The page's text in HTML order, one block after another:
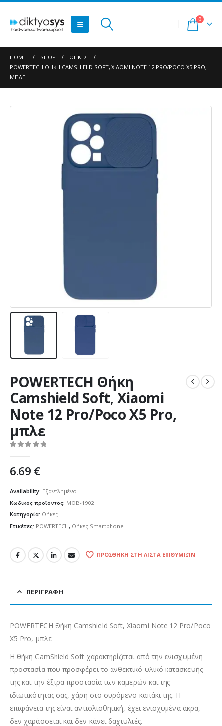
0
HOME SHOP
ΘΉΚΕΣ
POWERTECH ΘΉΚΗ CAMSHIELD SOFT, XIAOMI NOTE 12 PRO/POCO X5 PRO,
ΜΠΛΕ
POWERTECH Θήκη
Camshield Soft, Xiaomi
Note 12 Pro/Poco X5 Pro,
μπλε
6.69 €
Availability: Εξαντλημένο
Κωδικός προϊόντος: MOB-1902
Κατηγορία: Θήκες
Ετικέτες: POWERTECH, Θήκες Smartphone
ΠΡΟΣΘΉΚΗ ΣΤΗ ΛΊΣΤΑ ΕΠΙΘΥΜΙΏΝ
ΠΕΡΙΓΡΑΦΉ
POWERTECH Θήκη Camshield Soft, Xiaomi Note 12 Pro/Poco
X5 Pro, μπλε
Η θήκη CamShield Soft χαρακτηρίζεται από την ενισχυμένη
προστασία που προσφέρει το ανθεκτικό υλικό κατασκευής
της και την έξτρα προστασία των καμερών και της
ιδιωτικότητας σας, χάρη στο συρόμενο καπάκι της. Η
επιφάνεια της είναι αντιολισθητική, έχει ενισχυμένα άκρα,
δεν χαράσσεται και δεν κάνει δαχτυλιές.